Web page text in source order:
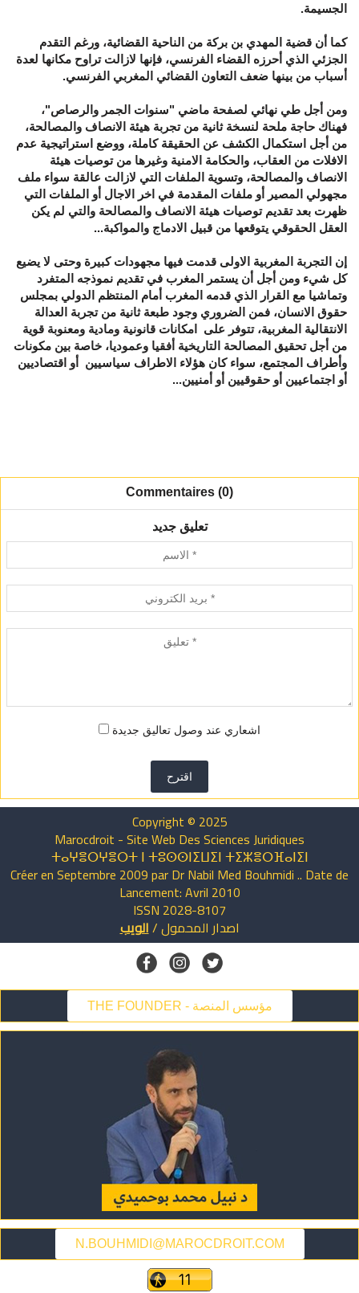
الجسيمة.
كما أن قضية المهدي بن بركة من الناحية القضائية، ورغم التقدم
الجزئي الذي أحرزه القضاء الفرنسي، فإنها لازالت تراوح مكانها لعدة
أسباب من بينها ضعف التعاون القضائي المغربي الفرنسي.
ومن أجل طي نهائي لصفحة ماضي "سنوات الجمر والرصاص"،
فهناك حاجة ملحة لنسخة ثانية من تجربة هيئة الانصاف والمصالحة،
من أجل استكمال الكشف عن الحقيقة كاملة، ووضع استراتيجية عدم
الافلات من العقاب، والحكامة الامنية وغيرها من توصيات هيئة
الانصاف والمصالحة، وتسوية الملفات التي لازالت عالقة سواء ملف
مجهولي المصير أو ملفات المقدمة في اخر الاجال أو الملفات التي
ظهرت بعد تقديم توصيات هيئة الانصاف والمصالحة والتي لم يكن
العقل الحقوقي يتوقعها من قبيل الادماج والمواكبة...
إن التجربة المغربية الاولى قدمت فيها مجهودات كبيرة وحتى لا يضيع
كل شيء ومن أجل أن يستمر المغرب في تقديم نموذجه المتفرد
وتماشيا مع القرار الذي قدمه المغرب أمام المنتظم الدولي بمجلس
حقوق الانسان، فمن الضروري وجود طبعة ثانية من تجربة العدالة
الانتقالية المغربية، تتوفر على امكانات قانونية ومادية ومعنوبة قوية
من أجل تحقيق المصالحة التاريخية أفقيا وعموديا، خاصة بين مكونات
وأطراف المجتمع، سواء كان هؤلاء الاطراف سياسيين أو اقتصاديين
أو اجتماعيين أو حقوقيين أو أمنيين...
Commentaires (0)
تعليق جديد
اشعاري عند وصول تعاليق جديدة
اقترح
Copyright © 2025
Marocdroit - Site Web Des Sciences Juridiques
ⵜⴰⵖⴻⵔⵖⴻⵔⵜ ⵏ ⵜⵓⵙⵙⵏⵉⵡⵉⵏ ⵜⵉⵣⴻⵔⴼⴰⵏⵉⵏ
Créer en Septembre 2009 par Dr Nabil Med Bouhmidi .. Date de
Lancement: Avril 2010
ISSN 2028-8107
اصدار المحمول/الويب
THE FOUNDER - مؤسس المنصة
N.BOUHMIDI@MAROCDROIT.COM